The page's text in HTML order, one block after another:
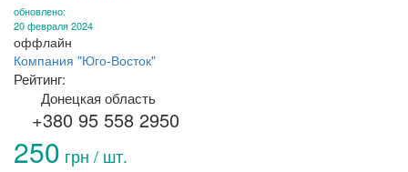
обновлено:
20 февраля 2024
оффлайн
Компания "Юго-Восток"
Рейтинг:
Донецкая область
+380 95 558 2950
250 грн / шт.